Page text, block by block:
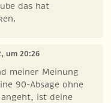
das hat
um 20:26
meiner Meinung
90-Absage ohne
ist deine